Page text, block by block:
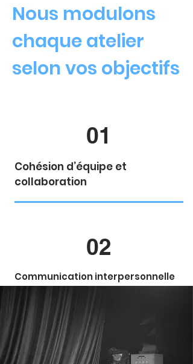
Nous modulons
chaque atelier
selon vos objectifs
01
Cohésion d’équipe et
collaboration
02
Communication interpersonnelle
03